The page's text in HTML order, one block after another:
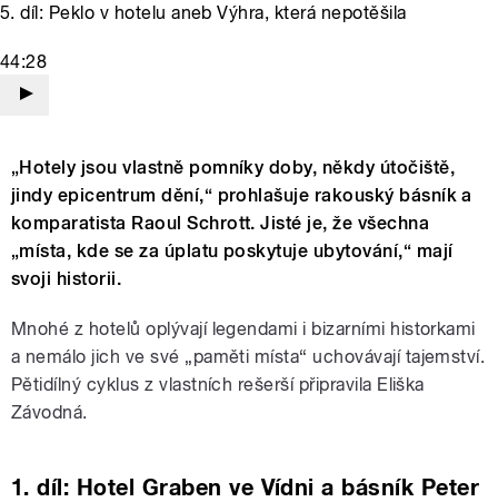
5. díl: Peklo v hotelu aneb Výhra, která nepotěšila
44:28
„Hotely jsou vlastně pomníky doby, někdy útočiště,
jindy epicentrum dění,“ prohlašuje rakouský básník a
komparatista Raoul Schrott. Jisté je, že všechna
„místa, kde se za úplatu poskytuje ubytování,“ mají
svoji historii.
Mnohé z hotelů oplývají legendami i bizarními historkami
a nemálo jich ve své „paměti místa“ uchovávají tajemství.
Pětidílný cyklus z vlastních rešerší připravila Eliška
Závodná.
1. díl: Hotel Graben ve Vídni a básník Peter